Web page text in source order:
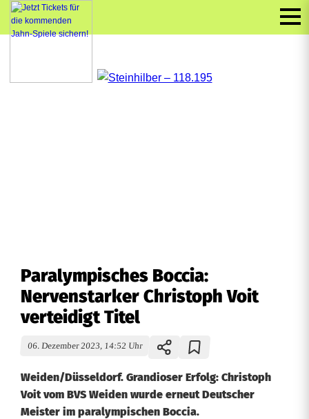
Paralympisches Boccia:
Nervenstarker Christoph Voit
verteidigt Titel
06. Dezember 2023, 14:52 Uhr
Weiden/Düsseldorf. Grandioser Erfolg: Christoph
Voit vom BVS Weiden wurde erneut Deutscher
Meister im paralympischen Boccia.